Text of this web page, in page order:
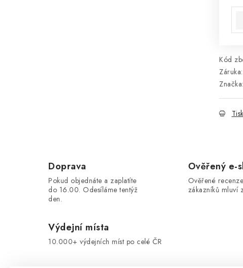
Kód
Záruka:
Značka:
Tisk
Doprava
Pokud objednáte a zaplatíte
do 16.00. Odesíláme tentýž
den.
Ověřený e-
Ověřené
zákazníků mluví
Výdejní místa
10.000+ výdejních míst po celé ČR